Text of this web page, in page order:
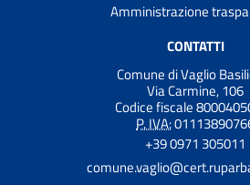
Amministrazione
CONTATTI
Comune di Vaglio
Via Carmine, 106
Codice fiscale
P. IVA:
+39 0971 305011